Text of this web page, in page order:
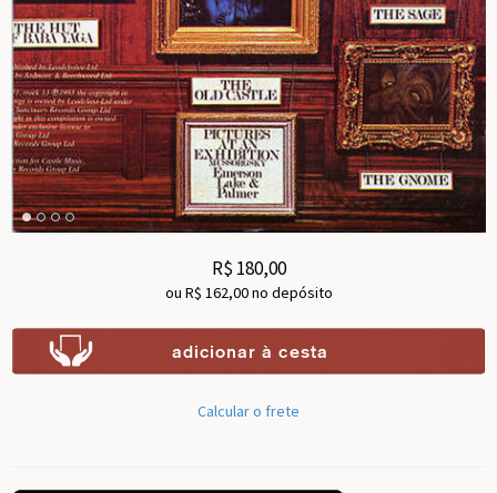
R$ 180,00
ou R$ 162,00no depósito
Calcular o frete